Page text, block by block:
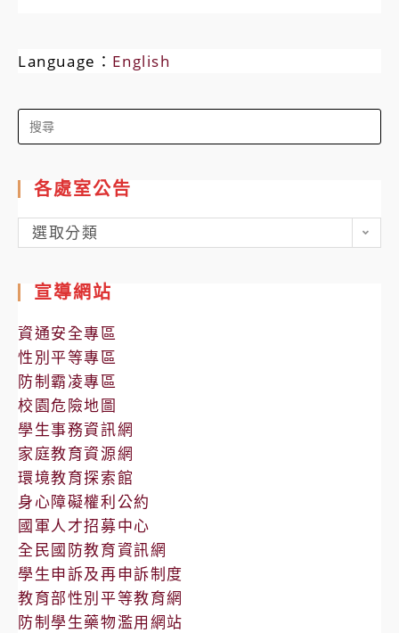
Language： English
Search
for:
各處室公告
各
處
公
告
選取分類
宣導網站
資通安全專區
性別平等專區
防制霸凌專區
校園危險地圖
學生事務資訊網
家庭教育資源網
環境教育探索館
身心障礙權利公約
國軍人才招募中心
全民國防教育資訊網
學生申訴及再申訴制度
教育部性別平等教育網
防制學生藥物濫用網站